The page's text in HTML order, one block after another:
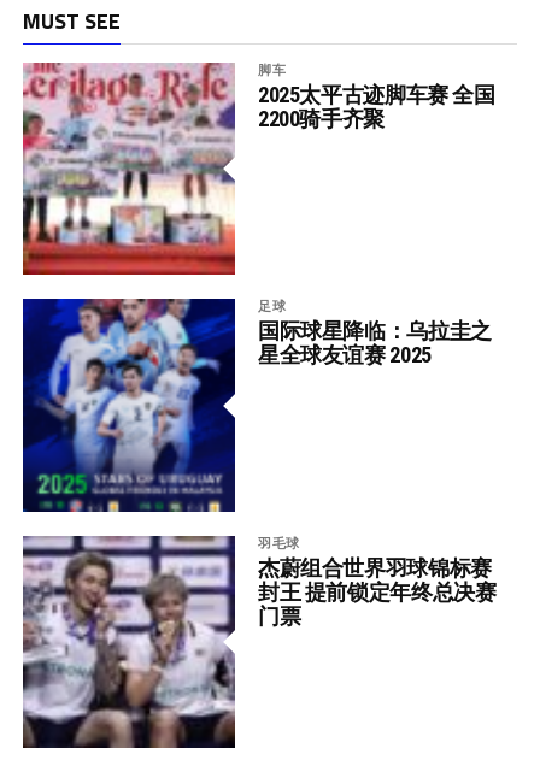
MUST SEE
脚车
2025太平古迹脚车赛 全国
2200骑手齐聚
足球
国际球星降临：乌拉圭之
星全球友谊赛 2025
羽毛球
杰蔚组合世界羽球锦标赛
封王 提前锁定年终总决赛
门票